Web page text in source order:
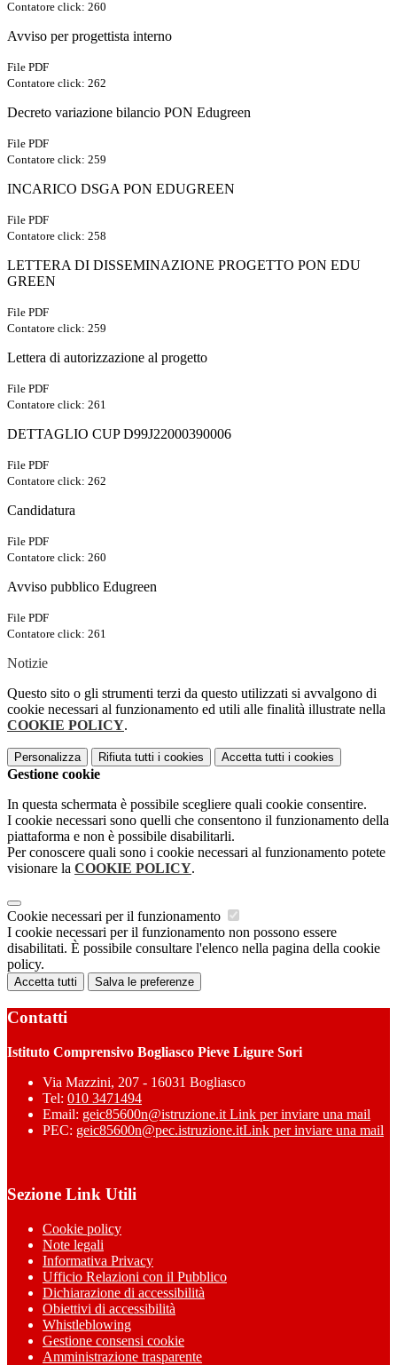
Contatore click: 260
Avviso per progettista interno
File PDF
Contatore click: 262
Decreto variazione bilancio PON Edugreen
File PDF
Contatore click: 259
INCARICO DSGA PON EDUGREEN
File PDF
Contatore click: 258
LETTERA DI DISSEMINAZIONE PROGETTO PON EDU
GREEN
File PDF
Contatore click: 259
Lettera di autorizzazione al progetto
File PDF
Contatore click: 261
DETTAGLIO CUP D99J22000390006
File PDF
Contatore click: 262
Candidatura
File PDF
Contatore click: 260
Avviso pubblico Edugreen
File PDF
Contatore click: 261
Notizie
Questo sito o gli strumenti terzi da questo utilizzati si avvalgono di
cookie necessari al funzionamento ed utili alle finalità illustrate nella
COOKIE POLICY.
Personalizza Rifiuta tutti i cookies Accetta tutti i cookies
Gestione cookie
In questa schermata è possibile scegliere quali cookie consentire.
I cookie necessari sono quelli che consentono il funzionamento della
piattaforma e non è possibile disabilitarli.
Per conoscere quali sono i cookie necessari al funzionamento potete
visionare la COOKIE POLICY.
Cookie necessari per il funzionamento
I cookie necessari per il funzionamento non possono essere
disabilitati. È possibile consultare l'elenco nella pagina della cookie
policy.
Accetta tutti Salva le preferenze
Contatti
Istituto Comprensivo Bogliasco Pieve Ligure Sori
Via Mazzini, 207 - 16031 Bogliasco
Tel: 010 3471494
Email: geic85600n@istruzione.it Link per inviare una mail
PEC: geic85600n@pec.istruzione.itLink per inviare una mail
Sezione Link Utili
Cookie policy
Note legali
Informativa Privacy
Ufficio Relazioni con il Pubblico
Dichiarazione di accessibilità
Obiettivi di accessibilità
Whistleblowing
Gestione consensi cookie
Amministrazione trasparente